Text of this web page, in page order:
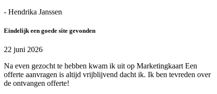
- Hendrika Janssen
Eindelijk een goede site gevonden
22 juni 2026
Na even gezocht te hebben kwam ik uit op Marketingkaart Een
offerte aanvragen is altijd vrijblijvend dacht ik. Ik ben tevreden over
de ontvangen offerte!